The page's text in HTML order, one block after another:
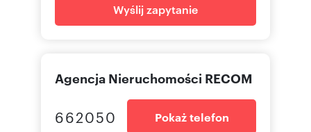
Wyślij zapytanie
Agencja Nieruchomości RECOM
662050 Pokaż telefon